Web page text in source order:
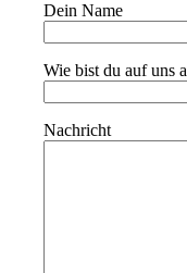
Dein Name
Wie bist du auf uns
Nachricht